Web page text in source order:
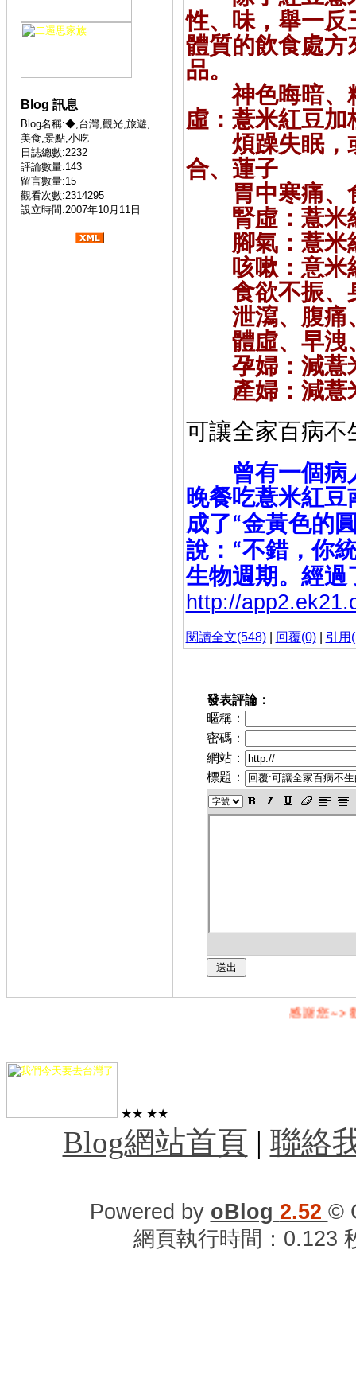
Blog 訊息
Blog名稱:◆,台灣,觀光,旅遊,
美食,景點,小吃
日誌總數:2232
評論數量:143
留言數量:15
觀看次數:2314295
設立時間:2007年10月11日
性、味，舉一反
體質的飲食處方
品。
神色晦暗、
虛：薏米紅豆加
煩躁失眠，或
合、蓮子
胃中寒痛、食
腎虛：薏米
腳氣：薏米
咳嗽：意米
食欲不振、
泄瀉、腹痛
體虛、早洩、
孕婦：減薏
產婦：減薏
可讓全家百病不
曾有一個病
晚餐吃薏米紅
成了“金黃色的
說： “不錯，你
生物週期。經過
http://
閱讀全文(548)| 回覆(0)| 引用
發表評論：
暱稱：
密碼：
網站：
標題：
感謝您~>歡
★★ ★★
Blog網站首頁 | 聯絡
Powered by oBlog 2.52 ©
網頁執行時間：0.123